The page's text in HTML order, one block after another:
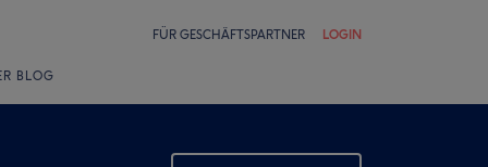
FÜR GESCHÄFTSPARTNER LOGIN
BLOG